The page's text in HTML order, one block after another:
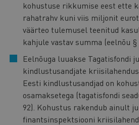
kohustuse rikkumise eest ette
rahatrahv kuni viis miljonit
väärteo tulemusel teenitud
kahjule vastav summa (eelnõu §
Eelnõuga luuakse Tagatisfondi
kindlustusandjate
Eesti kindlustusandjad on
osamaksetega (tagatisfondi
92). Kohustus rakendub ainult
finantsinspektsiooni